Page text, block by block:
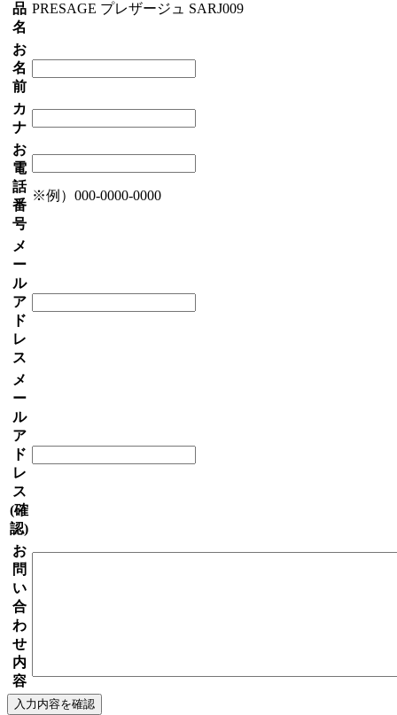
品
名
PRESAGE プレザージュ SARJ009
お
名
前
カ
ナ
お
電
話
番
号
※例）000-0000-0000
メ
ー
ル
ア
ド
レ
ス
メ
ー
ル
ア
ド
レ
ス
(確
認)
お
問
い
合
わ
せ
内
容